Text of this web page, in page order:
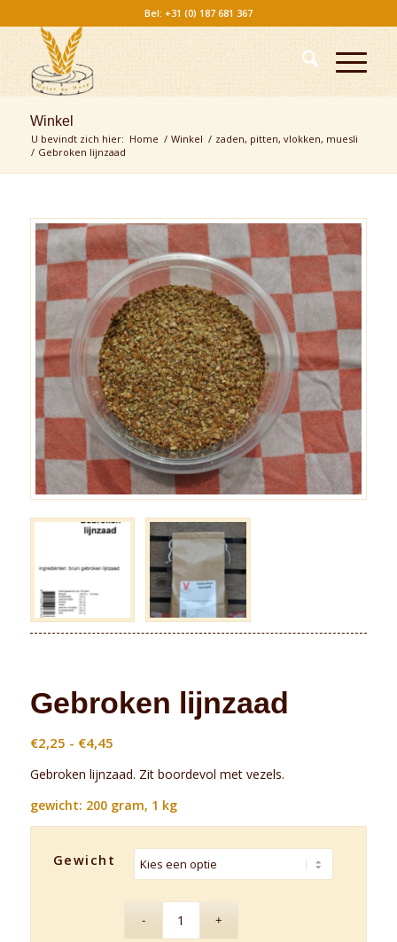
Bel: +31 (0) 187 681 367
Winkel
U bevindt zich hier: Home / Winkel / zaden, pitten, vlokken, muesli
/ Gebroken lijnzaad
Gebroken lijnzaad
€2,25 - €4,45Prijsklasse:
tot
€4,45
Gebroken lijnzaad. Zit boordevol met vezels.
gewicht: 200 gram, 1 kg
Gewicht